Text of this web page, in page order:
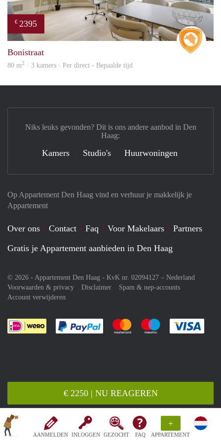
AANMELDEN INLOGGEN GEZOCHT FAQ
+
APPARTEMENT
€ 2250 | NU REAGEREN
€ 2395
Bonistraat
80 m2 · 3 kamers · Per direct - Bepaalde tijd
Op Appartement Den Haag vind en verhuur je makkelijk je
Appartement
Over ons Contact Faq Voor Makelaars
Partners
Gratis je Appartement aanbieden in Den Haag
© 2026 - Appartement Den Haag - KvK nr. 02094127 – Nederland
Voorwaarden & privacy
Disclaimer
Spam & nep-accounts
Account verwijderen
Je rekent gemakkelijk af met Paypal
Je rekent gemakkelijk af met
Je rekent
Niks leuks gevonden? Dit is ons andere aanbod in Den
Haag:
Kamers Studio's Huurwoningen